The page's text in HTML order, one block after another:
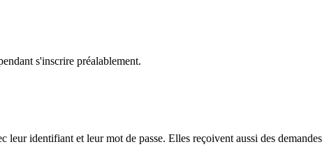
s'inscrire préalablement.
identifiant et leur mot de passe. Elles reçoivent aussi des demandes